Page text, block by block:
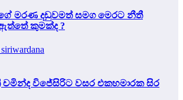
මරණ දඩුවමත් සමග මෙරට නීතී
ඇත්තේ කුමක්ද ?
චමින්ද විජේසිරිට වසර එකහමාරක සිර